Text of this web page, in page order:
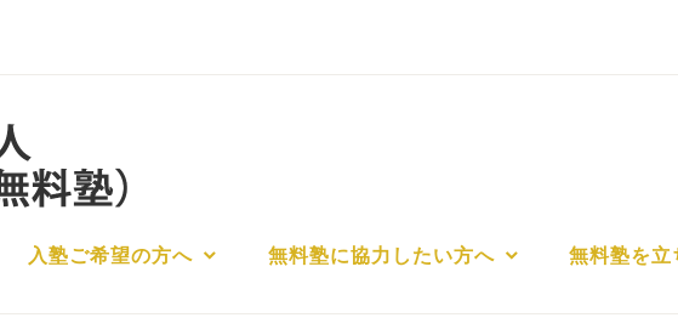
入塾ご希望の方へ 無料塾に協力したい方へ 無料塾を